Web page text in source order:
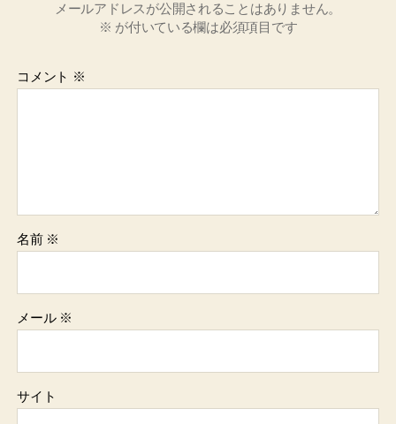
メールアドレスが公開されることはありません。
※ が付いている欄は必須項目です
コメント ※
名前 ※
メール ※
サイト